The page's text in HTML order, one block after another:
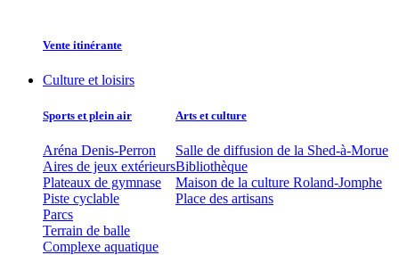
Vente itinérante
Culture et loisirs
Sports et plein air
Aréna Denis-Perron
Aires de jeux extérieurs
Plateaux de gymnase
Piste cyclable
Parcs
Terrain de balle
Complexe aquatique
Arts et culture
Salle de diffusion de la Shed-à-Morue
Bibliothèque
Maison de la culture Roland-Jomphe
Place des artisans